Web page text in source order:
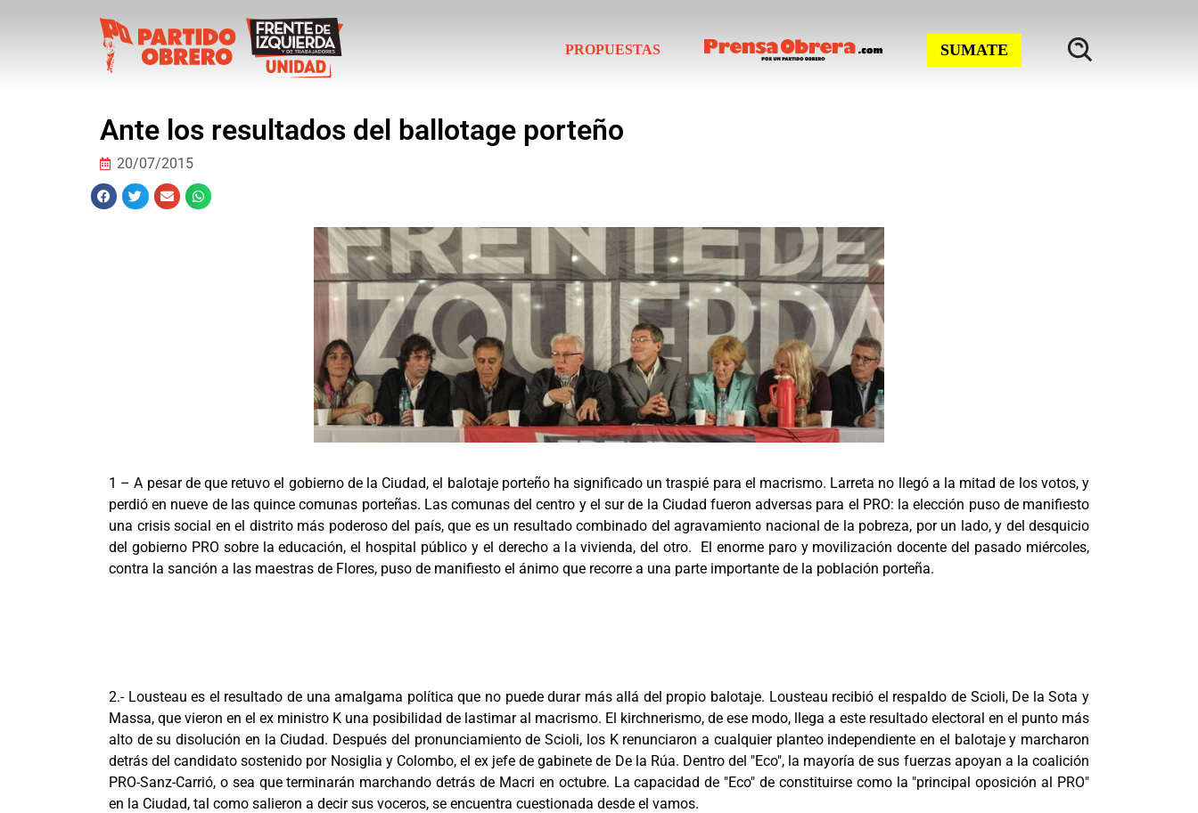
PROPUESTAS SUMATE
Ante los resultados del ballotage porteño
20/07/2015
1 – A pesar de que retuvo el gobierno de la Ciudad, el balotaje porteño ha significado un traspié para el macrismo. Larreta no llegó a la mitad de los votos, y
perdió en nueve de las quince comunas porteñas. Las comunas del centro y el sur de la Ciudad fueron adversas para el PRO: la elección puso de manifiesto
una crisis social en el distrito más poderoso del país, que es un resultado combinado del agravamiento nacional de la pobreza, por un lado, y del desquicio
del gobierno PRO sobre la educación, el hospital público y el derecho a la vivienda, del otro. El enorme paro y movilización docente del pasado miércoles,
contra la sanción a las maestras de Flores, puso de manifiesto el ánimo que recorre a una parte importante de la población porteña.
2.- Lousteau es el resultado de una amalgama política que no puede durar más allá del propio balotaje. Lousteau recibió el respaldo de Scioli, De la Sota y
Massa, que vieron en el ex ministro K una posibilidad de lastimar al macrismo. El kirchnerismo, de ese modo, llega a este resultado electoral en el punto más
alto de su disolución en la Ciudad. Después del pronunciamiento de Scioli, los K renunciaron a cualquier planteo independiente en el balotaje y marcharon
detrás del candidato sostenido por Nosiglia y Colombo, el ex jefe de gabinete de De la Rúa. Dentro del "Eco", la mayoría de sus fuerzas apoyan a la coalición
PRO-Sanz-Carrió, o sea que terminarán marchando detrás de Macri en octubre. La capacidad de "Eco" de constituirse como la "principal oposición al PRO"
en la Ciudad, tal como salieron a decir sus voceros, se encuentra cuestionada desde el vamos.